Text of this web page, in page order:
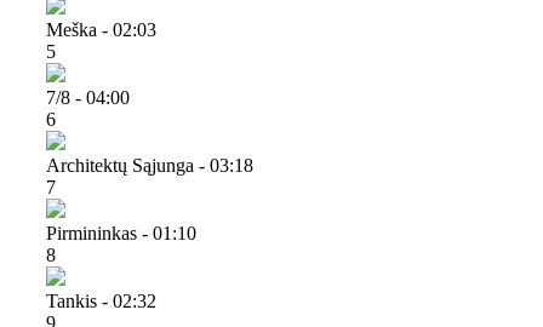
Meška - 02:03
5
7​/8 - 04:00
6
Architektų Sąjunga - 03:18
7
Pirmininkas - 01:10
8
Tankis - 02:32
9